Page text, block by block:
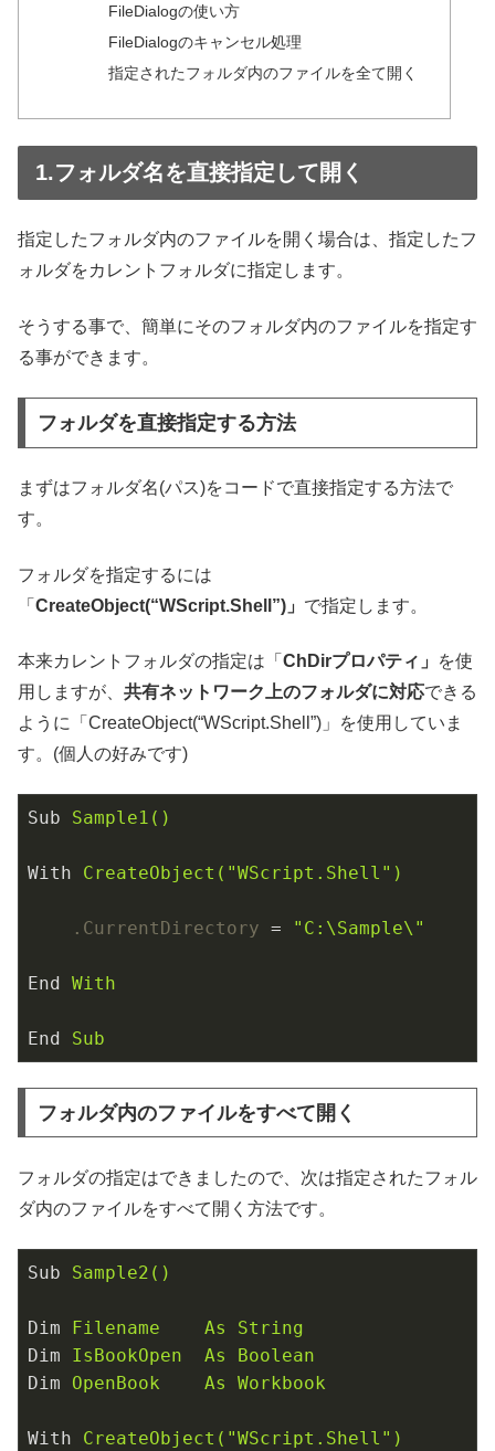
FileDialogの使い方
FileDialogのキャンセル処理
指定されたフォルダ内のファイルを全て開く
1.フォルダ名を直接指定して開く
指定したフォルダ内のファイルを開く場合は、指定したフ
ォルダをカレントフォルダに指定します。
そうする事で、簡単にそのフォルダ内のファイルを指定す
る事ができます。
フォルダを直接指定する方法
まずはフォルダ名(パス)をコードで直接指定する方法で
す。
フォルダを指定するには
「 CreateObject(“WScript.Shell”)」 で指定します。
本来カレントフォルダの指定は「 ChDirプロパティ」
を使
用しますが、 共有ネットワーク上のフォルダに対応できる
ように「CreateObject(“WScript.Shell”)」を使用していま
す。(個人の好みです)
Sub Sample1()
With CreateObject("WScript.Shell")
.CurrentDirectory = "C:\Sample\"
End With
End Sub
フォルダ内のファイルをすべて開く
フォルダの指定はできましたので、次は指定されたフォル
ダ内のファイルをすべて開く方法です。
Sub Sample2()
Dim
Filename    As String
Dim
IsBookOpen  As Boolean
Dim
OpenBook    As Workbook
With CreateObject("WScript.Shell")